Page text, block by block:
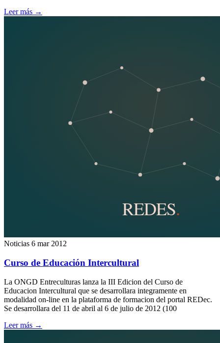
Leer más →
Noticias 6 mar 2012
Curso de Educación Intercultural
La ONGD Entreculturas lanza la III Edicion del Curso de
Educacion Intercultural que se desarrollara integramente en
modalidad on-line en la plataforma de formacion del portal REDec.
Se desarrollara del 11 de abril al 6 de julio de 2012 (100
Leer más →